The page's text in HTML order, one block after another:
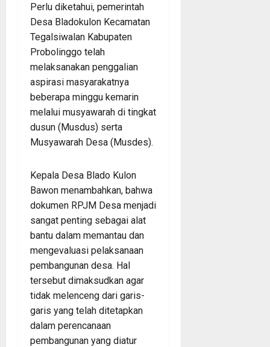
Perlu diketahui, pemerintah
Desa Bladokulon Kecamatan
Tegalsiwalan Kabupaten
Probolinggo telah
melaksanakan penggalian
aspirasi masyarakatnya
beberapa minggu kemarin
melalui musyawarah di tingkat
dusun (Musdus) serta
Musyawarah Desa (Musdes).
Kepala Desa Blado Kulon
Bawon menambahkan, bahwa
dokumen RPJM Desa menjadi
sangat penting sebagai alat
bantu dalam memantau dan
mengevaluasi pelaksanaan
pembangunan desa. Hal
tersebut dimaksudkan agar
tidak melenceng dari garis-
garis yang telah ditetapkan
dalam perencanaan
pembangunan yang diatur